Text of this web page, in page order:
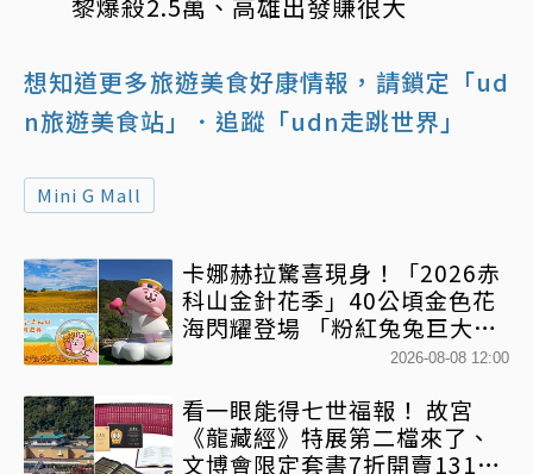
想知道更多旅遊美食好康情報，請鎖定「ud
n旅遊美食站」
．追蹤「udn走跳世界」
Mini G Mall
卡娜赫拉驚喜現身！「2026赤
科山金針花季」40公頃金色花
海閃耀登場 「粉紅兔兔巨大氣
球+超狂500樂遊券」快追
2026-08-08 12:00
看一眼能得七世福報！ 故宮
《龍藏經》特展第二檔來了、
文博會限定套書7折開賣131萬